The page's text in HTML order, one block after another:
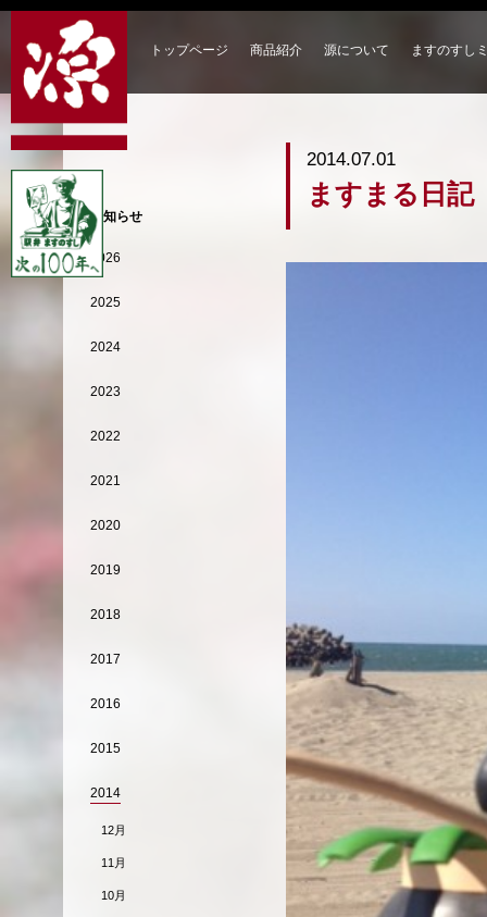
トップページ 商品紹介 源について ますのすし
2014.07.01
ますまる日記
お知らせ
2026
2025
2024
2023
2022
2021
2020
2019
2018
2017
2016
2015
2014
12月
11月
10月